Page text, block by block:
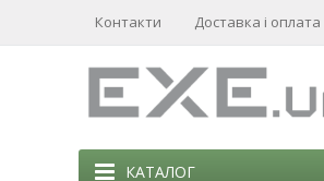
Контакти Доставка і оплата
КАТАЛОГ